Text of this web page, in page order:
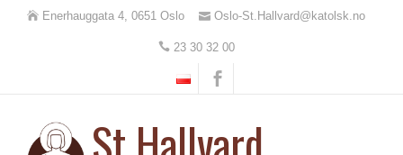
Enerhauggata 4, 0651 Oslo Oslo-St.Hallvard@katolsk.no
23 30 32 00